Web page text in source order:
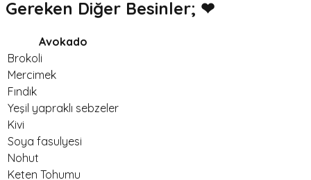
Gereken Diğer Besinler; ❤
Avokado
Brokoli
Mercimek
Fındık
Yeşil yapraklı sebzeler
Kivi
Soya fasulyesi
Nohut
Keten Tohumu